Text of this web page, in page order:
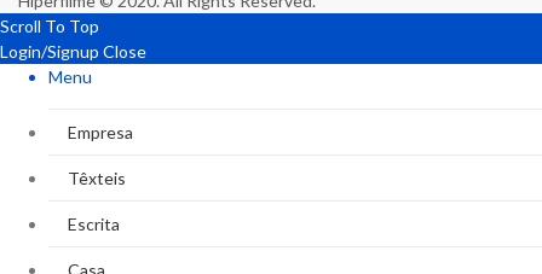
Scroll To Top
Login/Signup Close
Menu
Empresa
Têxteis
Escrita
Casa